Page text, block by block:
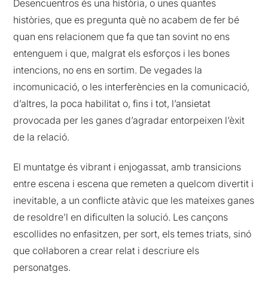
Desencuentros és una història, o unes quantes
històries, que es pregunta què no acabem de fer bé
quan ens relacionem que fa que tan sovint no ens
entenguem i que, malgrat els esforços i les bones
intencions, no ens en sortim. De vegades la
incomunicació, o les interferències en la comunicació,
d’altres, la poca habilitat o, fins i tot, l’ansietat
provocada per les ganes d’agradar entorpeixen l’èxit
de la relació.
El muntatge és vibrant i enjogassat, amb transicions
entre escena i escena que remeten a quelcom divertit i
inevitable, a un conflicte atàvic que les mateixes ganes
de resoldre’l en dificulten la solució. Les cançons
escollides no enfasitzen, per sort, els temes triats, sinó
que col·laboren a crear relat i descriure els
personatges.